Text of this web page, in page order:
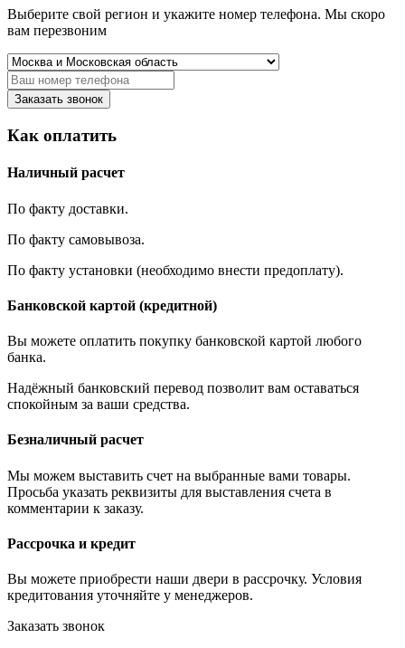
Выберите свой регион и укажите номер телефона. Мы скоро
вам перезвоним
Заказать звонок
Как оплатить
Наличный расчет
По факту доставки.
По факту самовывоза.
По факту установки (необходимо внести предоплату).
Банковской картой (кредитной)
Вы можете оплатить покупку банковской картой любого
банка.
Надёжный банковский перевод позволит вам оставаться
спокойным за ваши средства.
Безналичный расчет
Мы можем выставить счет на выбранные вами товары.
Просьба указать реквизиты для выставления счета в
комментарии к заказу.
Рассрочка и кредит
Вы можете приобрести наши двери в рассрочку. Условия
кредитования уточняйте у менеджеров.
Заказать звонок